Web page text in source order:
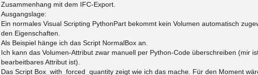
Zusammenhang mit dem IFC-Export.
Ausgangslage:
Ein normales Visual Scripting PythonPart bekommt kein Volumen automatisch
den Eigenschaften.
Als Beispiel hänge ich das Script NormalBox an.
Ich kann das Volumen-Attribut zwar manuell per Python-Code überschreiben (mir
bearbeitbares Attribut ist).
Das Script Box_with_forced_quantity zeigt wie ich das mache. Für den Moment